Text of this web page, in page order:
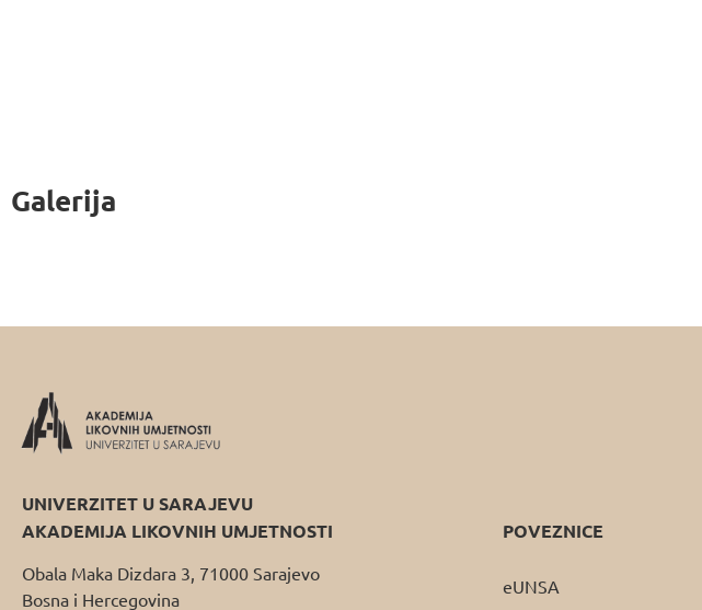
Galerija
UNIVERZITET U SARAJEVU
AKADEMIJA LIKOVNIH UMJETNOSTI
Obala Maka Dizdara 3, 71000 Sarajevo
Bosna i Hercegovina
POVEZNICE
eUNSA